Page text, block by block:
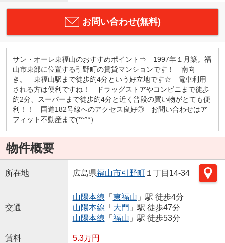
お問い合わせ(無料)
サン・オーレ東福山のおすすめポイント⇒ 1997年１月築。福
山市東部に位置する引野町の賃貸マンションです！ 南向
き。 東福山駅まで徒歩約4分という好立地です☆ 電車利用
される方は便利ですね！ ドラッグストアやコンビニまで徒歩
約2分、スーパーまで徒歩約4分と近く普段の買い物がとても便
利！！ 国道182号線へのアクセス良好◎ お問い合わせはア
フィット不動産まで(*^^*）
物件概要
所在地 広島県福山市引野町１丁目14-34
交通
山陽本線 「 東福山 」駅 徒歩4分
山陽本線 「 大門 」駅 徒歩47分
山陽本線 「 福山 」駅 徒歩53分
賃料 5.3万円